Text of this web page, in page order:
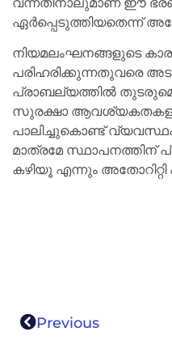
ഏർപ്പെടുത്തിയതെന്ന്
നിയമലംഘനങ്ങളുടെ
പരിഹരിക്കുന്നതുവരെ
പ്രാബല്യത്തിൽ
സുരക്ഷാ
പാലിച്ചുകൊണ്ട്
മാത്രമേ സ്ഥാപനത്തിന്
കഴിയൂ എന്നും
Previous